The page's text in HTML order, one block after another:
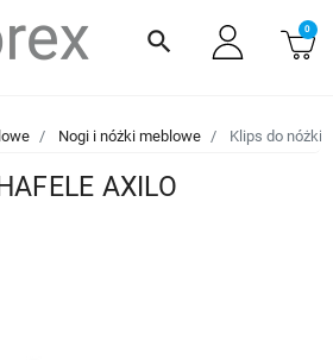
search 0
Nogi i nóżki meblowe Klips do nóżki
AXILO